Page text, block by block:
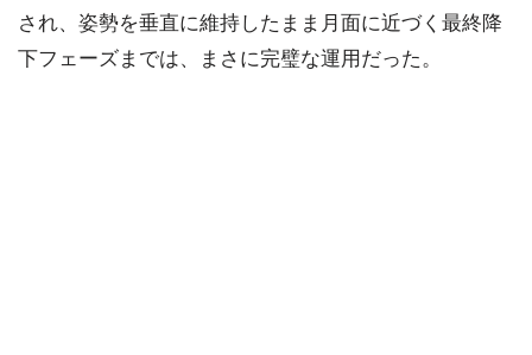
され、姿勢を垂直に維持したまま月面に近づく最終降
下フェーズまでは、まさに完璧な運用だった。